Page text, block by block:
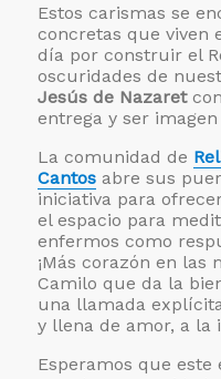
Estos carismas se
concretas que viven
día por construir el
oscuridades de
Jesús de Nazaret
entrega y ser
La comunidad de
Cantos abre sus
iniciativa para
el espacio para
enfermos como
¡Más corazón en las
Camilo que da la
una llamada
y llena de amor, a la
Esperamos que este